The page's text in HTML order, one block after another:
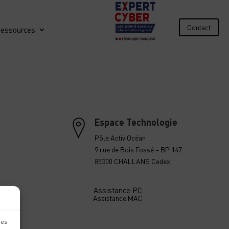
Contact
Espace Technologie
Pôle Activ’Océan
9 rue de Bois Fossé – BP 147
85300 CHALLANS Cedex
Assistance PC
Assistance MAC